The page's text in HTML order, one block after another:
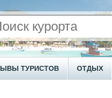
ТУРИСТОВ ОТДЫХ